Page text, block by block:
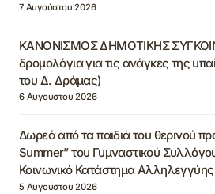
7 Αυγούστου 2026
ΚΑΝΟΝΙΣΜΟΣ ΔΗΜΟΤΙΚΗΣ
δρομολόγια για τις ανάγκες της
του Δ. Δράμας)
6 Αυγούστου 2026
Δωρεά από τα παιδιά του θερινού
Summer” του Γυμναστικού
Κοινωνικό Κατάστημα Αλληλεγγύης
5 Αυγούστου 2026